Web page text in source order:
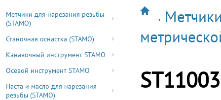
Метчики для нарезания резьбы
(STAMO)
Станочная оснастка (STAMO)
Канавочный инструмент STAMO
Осевой инструмент STAMO
Паста и масло для нарезания
резьбы (STAMO)